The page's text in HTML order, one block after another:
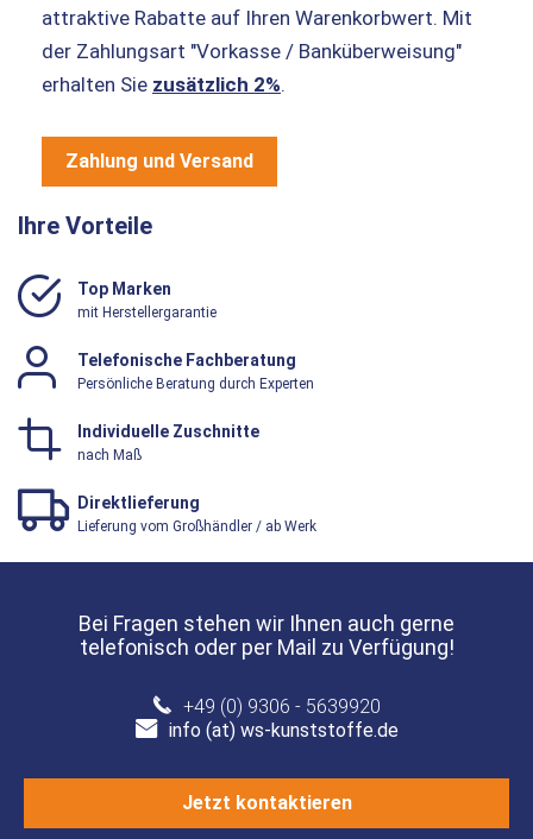
attraktive Rabatte auf Ihren Warenkorbwert. Mit
der Zahlungsart "Vorkasse / Banküberweisung"
erhalten Sie zusätzlich 2%.
Zahlung und Versand
Ihre Vorteile
Top Marken
mit Herstellergarantie
Telefonische Fachberatung
Persönliche Beratung durch Experten
Individuelle Zuschnitte
nach Maß
Direktlieferung
Lieferung vom Großhändler / ab Werk
Bei Fragen stehen wir Ihnen auch gerne
telefonisch oder per Mail zu Verfügung!
+49 (0) 9306 - 5639920
info (at) ws-kunststoffe.de
Jetzt kontaktieren